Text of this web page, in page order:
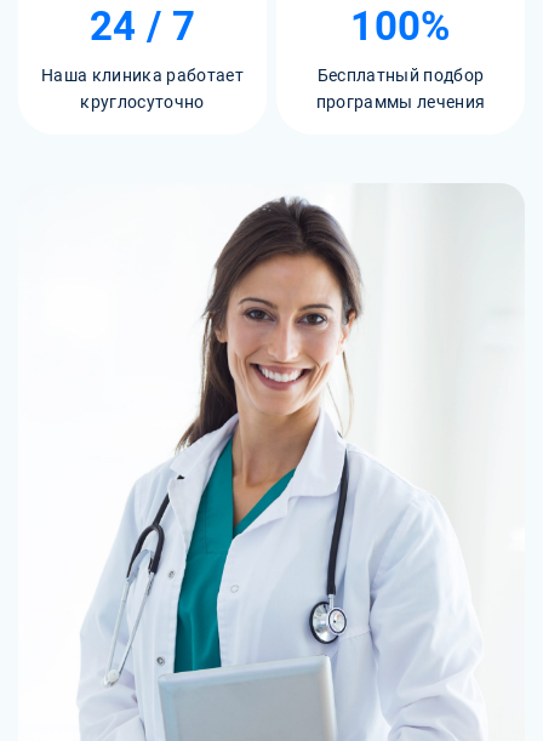
24 / 7
Наша клиника работает
круглосуточно
100%
Бесплатный подбор
программы лечения